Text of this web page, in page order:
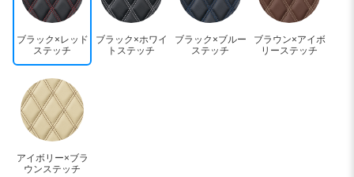
ブラック×レッド
ステッチ
ブラック×ホワイ
トステッチ
ブラック×ブルー
ステッチ
ブラウン×アイボ
リーステッチ
アイボリー×ブラ
ウンステッチ